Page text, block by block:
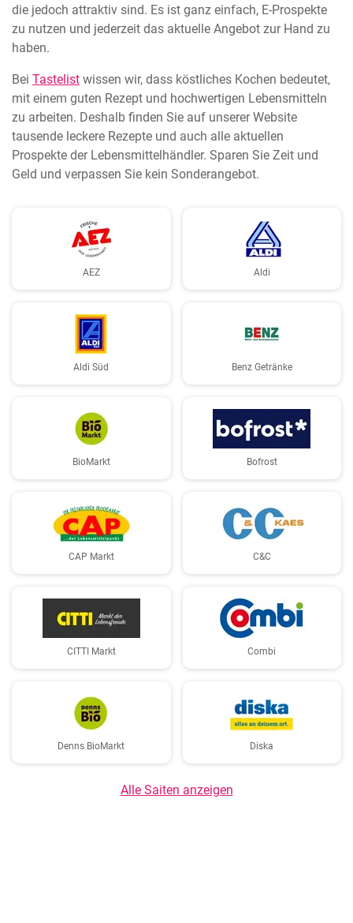
die jedoch attraktiv sind. Es ist ganz einfach, E-Prospekte
zu nutzen und jederzeit das aktuelle Angebot zur Hand zu
haben.
Bei Tastelist wissen wir, dass köstliches Kochen bedeutet,
mit einem guten Rezept und hochwertigen Lebensmitteln
zu arbeiten. Deshalb finden Sie auf unserer Website
tausende leckere Rezepte und auch alle aktuellen
Prospekte der Lebensmittelhändler. Sparen Sie Zeit und
Geld und verpassen Sie kein Sonderangebot.
AEZ Aldi
Aldi Süd Benz Getränke
BioMarkt Bofrost
CAP Markt C&C
CITTI Markt Combi
Denns BioMarkt Diska
Alle Saiten anzeigen